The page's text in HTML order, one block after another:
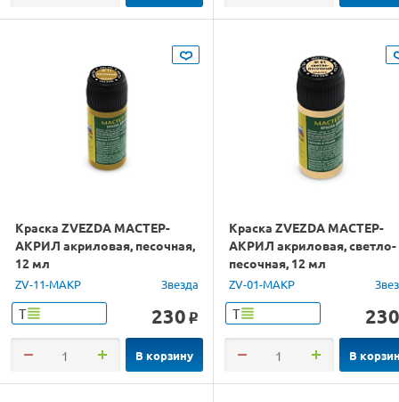
Краска ZVEZDA МАСТЕР-
АКРИЛ акриловая, песочная,
12 мл
ZV-11-МАКР Звезда
Т 230 o
В корзину
Краска ZVEZDA МАСТЕР-
АКРИЛ акриловая, светло-
песочная, 12 мл
ZV-01-МАКР
Т 230
В